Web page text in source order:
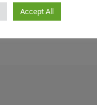
Accept All